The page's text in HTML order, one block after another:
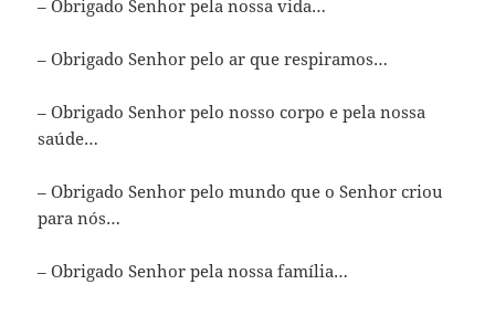
– Obrigado Senhor pela nossa vida…
– Obrigado Senhor pelo ar que respiramos…
– Obrigado Senhor pelo nosso corpo e pela nossa
saúde…
– Obrigado Senhor pelo mundo que o Senhor criou
para nós…
– Obrigado Senhor pela nossa família…